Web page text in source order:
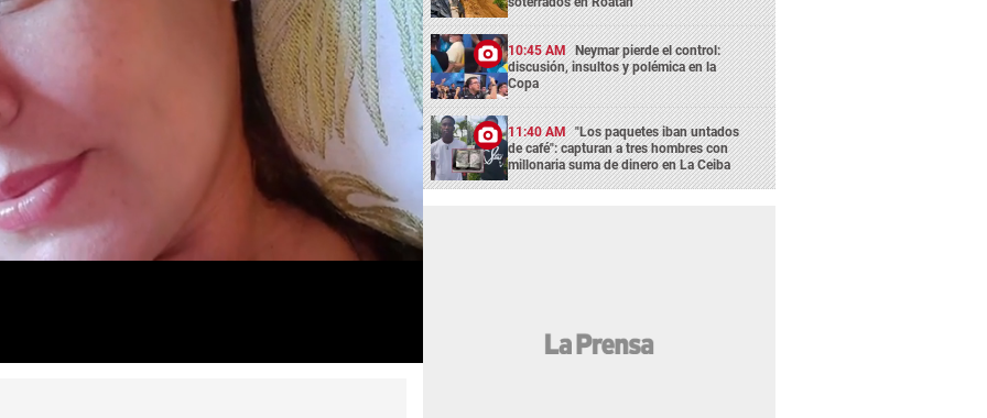
10:45 AM Neymar pierde el control:
discusión, insultos y polémica en la
Copa
11:40 AM "Los paquetes iban untados
de café": capturan a tres hombres con
millonaria suma de dinero en La Ceiba